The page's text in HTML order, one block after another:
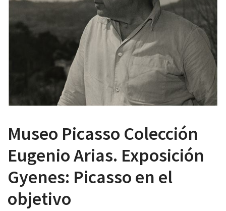
Museo Picasso Colección
Eugenio Arias. Exposición
Gyenes: Picasso en el
objetivo